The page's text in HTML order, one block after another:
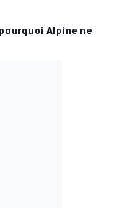
Alpine ne